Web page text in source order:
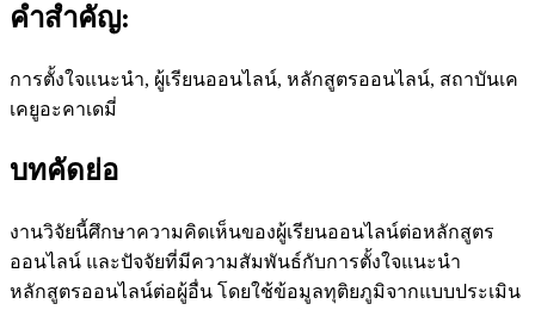
คำสำคัญ:
การตั้งใจแนะนำ, ผู้เรียนออนไลน์, หลักสูตรออนไลน์, สถาบันเค
เคยูอะคาเดมี่
บทคัดย่อ
งานวิจัยนี้ศึกษาความคิดเห็นของผู้เรียนออนไลน์ต่อหลักสูตร
ออนไลน์ และปัจจัยที่มีความสัมพันธ์กับการตั้งใจแนะนำ
หลักสูตรออนไลน์ต่อผู้อื่น โดยใช้ข้อมูลทุติยภูมิจากแบบประเมิน